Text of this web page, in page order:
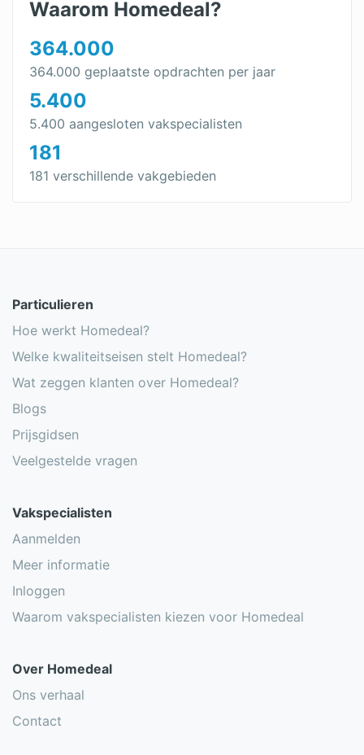
Waarom Homedeal?
364.000
364.000 geplaatste opdrachten per jaar
5.400
5.400 aangesloten vakspecialisten
181
181 verschillende vakgebieden
Particulieren
Hoe werkt Homedeal?
Welke kwaliteitseisen stelt Homedeal?
Wat zeggen klanten over Homedeal?
Blogs
Prijsgidsen
Veelgestelde vragen
Vakspecialisten
Aanmelden
Meer informatie
Inloggen
Waarom vakspecialisten kiezen voor Homedeal
Over Homedeal
Ons verhaal
Contact